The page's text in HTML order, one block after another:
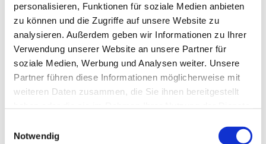
personalisieren, Funktionen für soziale Medien anbieten
zu können und die Zugriffe auf unsere Website zu
analysieren. Außerdem geben wir Informationen zu Ihrer
Verwendung unserer Website an unsere Partner für
soziale Medien, Werbung und Analysen weiter. Unsere
Partner führen diese Informationen möglicherweise mit
weiteren Daten zusammen, die Sie ihnen bereitgestellt
Notwendig
Katrin Schneider
Katrin Bertschy ist Software-
Frontend-Technologien. Damit prägen ihre tägliche